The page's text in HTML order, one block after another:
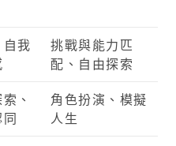
我
挑戰與能力匹
配、自由探索
、
角色扮演、模擬
人生